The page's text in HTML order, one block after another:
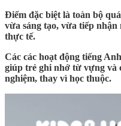
Điểm đặc biệt là toàn bộ
vừa sáng tạo, vừa tiếp
thực tế.
Các các hoạt động tiếng
giúp trẻ ghi nhớ từ vựng và
nghiệm, thay vì học thuộc.